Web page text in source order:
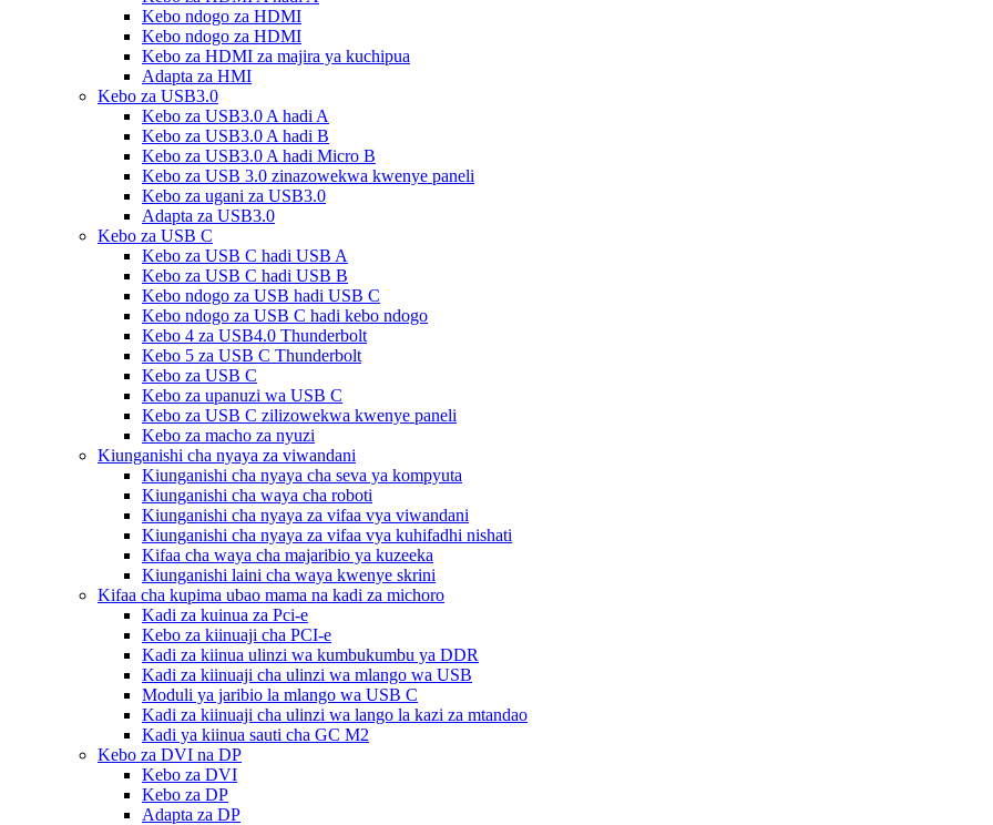
Kebo ndogo za HDMI
Kebo ndogo za HDMI
Kebo za HDMI za majira ya kuchipua
Adapta za HMI
Kebo za USB3.0
Kebo za USB3.0 A hadi A
Kebo za USB3.0 A hadi B
Kebo za USB3.0 A hadi Micro B
Kebo za USB 3.0 zinazowekwa kwenye paneli
Kebo za ugani za USB3.0
Adapta za USB3.0
Kebo za USB C
Kebo za USB C hadi USB A
Kebo za USB C hadi USB B
Kebo ndogo za USB hadi USB C
Kebo ndogo za USB C hadi kebo ndogo
Kebo 4 za USB4.0 Thunderbolt
Kebo 5 za USB C Thunderbolt
Kebo za USB C
Kebo za upanuzi wa USB C
Kebo za USB C zilizowekwa kwenye paneli
Kebo za macho za nyuzi
Kiunganishi cha nyaya za viwandani
Kiunganishi cha nyaya cha seva ya kompyuta
Kiunganishi cha waya cha roboti
Kiunganishi cha nyaya za vifaa vya viwandani
Kiunganishi cha nyaya za vifaa vya kuhifadhi nishati
Kifaa cha waya cha majaribio ya kuzeeka
Kiunganishi laini cha waya kwenye skrini
Kifaa cha kupima ubao mama na kadi za michoro
Kadi za kuinua za Pci-e
Kebo za kiinuaji cha PCI-e
Kadi za kiinua ulinzi wa kumbukumbu ya DDR
Kadi za kiinuaji cha ulinzi wa mlango wa USB
Moduli ya jaribio la mlango wa USB C
Kadi za kiinuaji cha ulinzi wa lango la kazi za mtandao
Kadi ya kiinua sauti cha GC M2
Kebo za DVI na DP
Kebo za DVI
Kebo za DP
Adapta za DP